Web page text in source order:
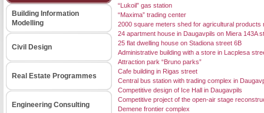
Building Information
Modelling
Civil Design
Real Estate Programmes
Engineering Consulting
“Lukoil” gas station
“Maxima” trading center
2000 square meters shed for agricultural products
24 apartment house in Daugavpils on Miera 143A
25 flat dwelling house on Stadiona street 6B
Administrative building with a store in Lacplesa
Attraction park “Bruno parks”
Cafe building in Rigas street
Central bus station with trading complex in
Competitive design of Ice Hall in Daugavpils
Competitive project of the open-air stage
Demene frontier complex